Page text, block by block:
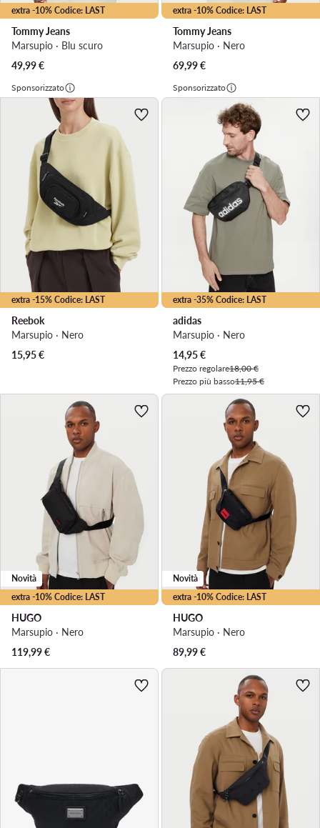
extra -10% Codice: LAST
Tommy Jeans
Marsupio · Blu scuro
49,99€
extra -10% Codice: LAST
Tommy Jeans
Marsupio · Nero
69,99€
Sponsorizzato
extra -15% Codice: LAST
Reebok
Marsupio · Nero
15,95€
Sponsorizzato
extra -35% Codice: LAST
adidas
Marsupio · Nero
Prezzo attuale
14,95€
Prezzo regolare18,00 €
Prezzo più basso11,95 €
extra -10% Codice: LAST
Novità
HUGO
Marsupio · Nero
119,99€
extra -10% Codice: LAST
Novità
HUGO
Marsupio · Nero
89,99€